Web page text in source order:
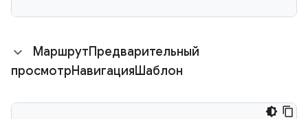
МаршрутПредварительный
просмотрНавигацияШаблон